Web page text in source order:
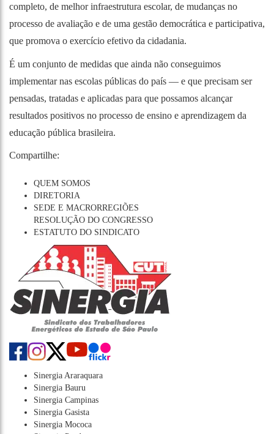
completo, de melhor infraestrutura escolar, de mudanças no
processo de avaliação e de uma gestão democrática e participativa,
que promova o exercício efetivo da cidadania.
É um conjunto de medidas que ainda não conseguimos
implementar nas escolas públicas do país — e que precisam ser
pensadas, tratadas e aplicadas para que possamos alcançar
resultados positivos no processo de ensino e aprendizagem da
educação pública brasileira.
Compartilhe:
QUEM SOMOS
DIRETORIA
SEDE E MACRORREGIÕES
RESOLUÇÃO DO CONGRESSO
ESTATUTO DO SINDICATO
Sinergia Araraquara
Sinergia Bauru
Sinergia Campinas
Sinergia Gasista
Sinergia Mococa